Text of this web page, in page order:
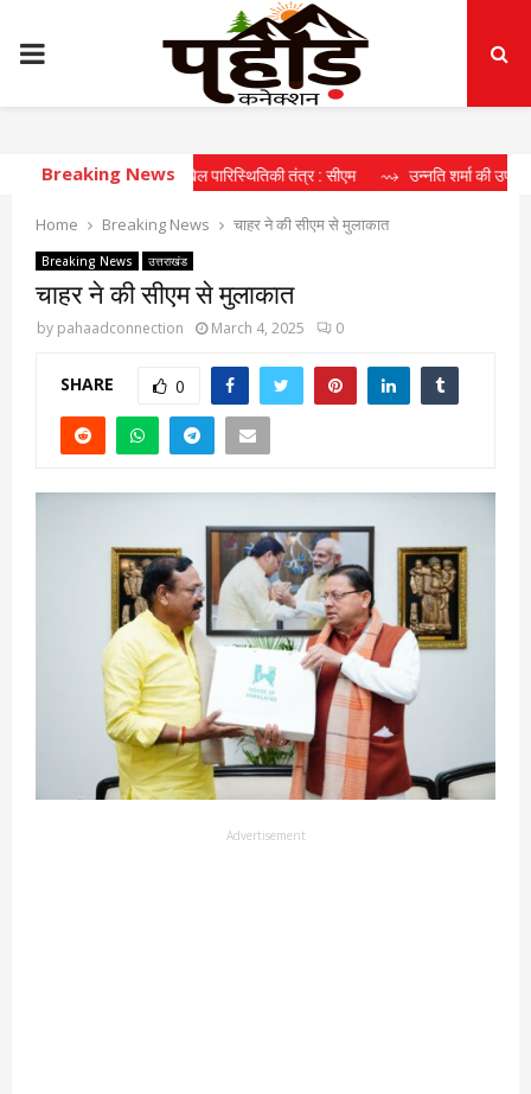
PRIMARY
MENU
Breaking News
रहा दीर्घकालिक खेल पारिस्थितिकी तंत्र : सीएम ⇝ उन्नति शर्मा की उपलब्धि
Home Breaking News चाहर ने की सीएम से मुलाकात
Breaking News उत्तराखंड
चाहर ने की सीएम से मुलाकात
by pahaadconnection March 4, 2025 0
SHARE 0
Advertisement